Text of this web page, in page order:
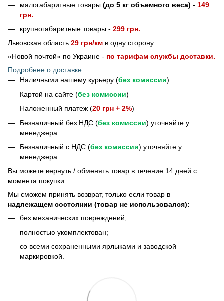
малогабаритные товары (до 5 кг объемного веса) - 149
грн.
крупногабаритные товары - 299 грн.
Львовская область 29 грн/км в одну сторону.
«Новой почтой» по Украине - по тарифам службы доставки.
Подробнее о доставке
Наличными нашему курьеру (без комиссии)
Картой на сайте (без комиссии)
Наложенный платеж (20 грн + 2%)
Безналичный без НДС (без комиссии) уточняйте у
менеджера
Безналичный с НДС (без комиссии) уточняйте у
менеджера
Bы можете вернуть / обменять товар в течение 14 дней с
момента покупки.
Мы сможем принять возврат, только если товар в
надлежащем состоянии (товар не использовался):
без механических повреждений;
полностью укомплектован;
со всеми сохраненными ярлыками и заводской
маркировкой.